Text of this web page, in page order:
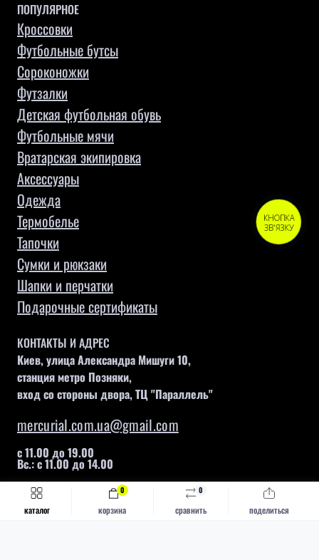
каталог сравнить
0
поделиться
корзина
0
Быстрый заказ
ПОПУЛЯРНОЕ
Кроссовки
Футбольные бутсы
Сороконожки
Футзалки
Детская футбольная обувь
Футбольные мячи
Вратарская экипировка
Аксессуары
Одежда
Термобелье
Тапочки
Сумки и рюкзаки
Шапки и перчатки
Подарочные сертификаты
КОНТАКТЫ И АДРЕС
Киев, улица Александра Мишуги 10,
станция метро Позняки,
вход со стороны двора, ТЦ "Параллель"
mercurial.com.ua@gmail.com
с 11.00 до 19.00
Вс.: с 11.00 до 14.00
КНОПКА
ЗВ'ЯЗКУ